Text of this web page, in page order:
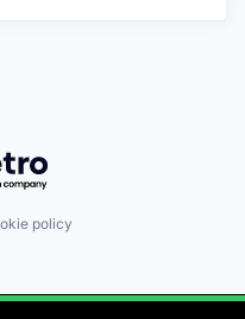
Getro.com
policy